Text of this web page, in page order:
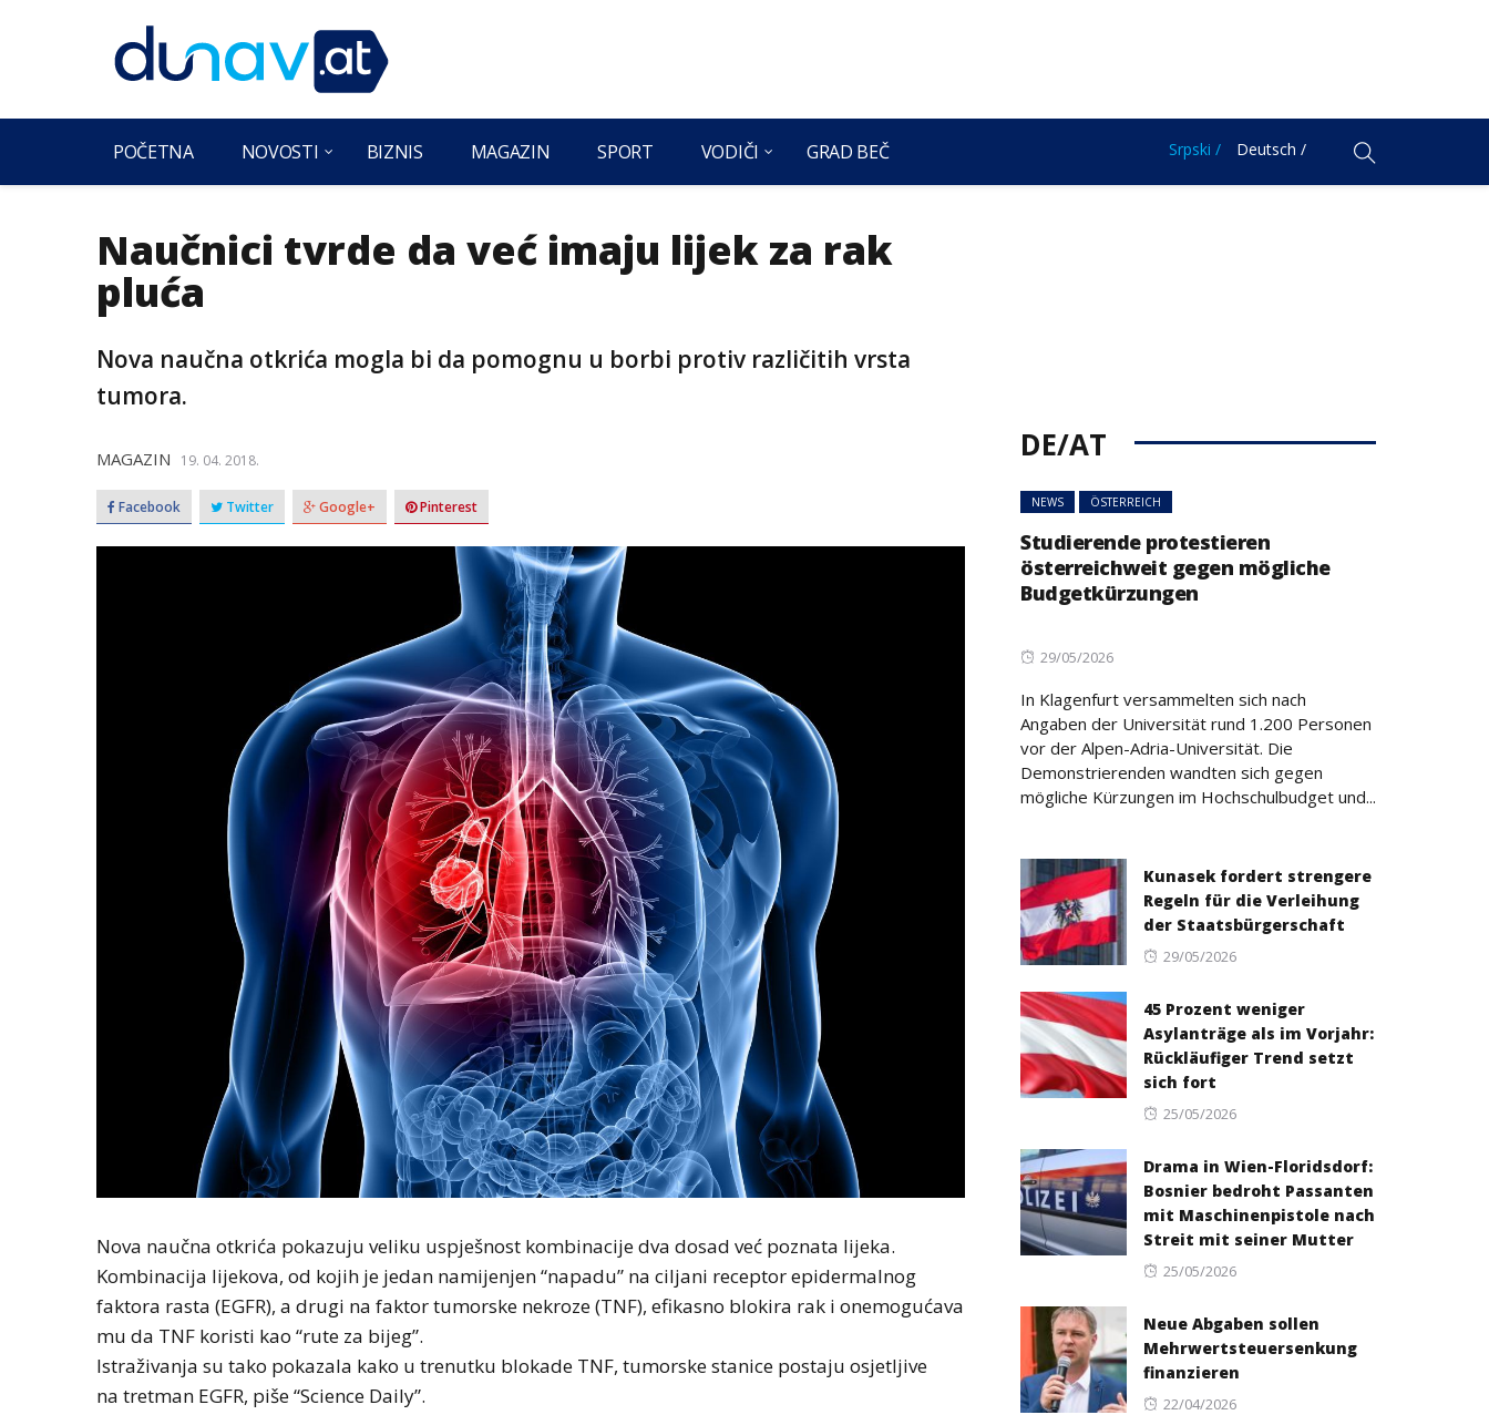
POČETNA NOVOSTI BIZNIS MAGAZIN SPORT VODIČI GRAD BEČ Srpski / Deutsch /
Naučnici tvrde da već imaju lijek za rak
pluća
Nova naučna otkrića mogla bi da pomognu u borbi protiv različitih vrsta
tumora.
MAGAZIN 19. 04. 2018.
Facebook Twitter Google+ Pinterest
Nova naučna otkrića pokazuju veliku uspješnost kombinacije dva dosad već poznata lijeka.
Kombinacija lijekova, od kojih je jedan namijenjen “napadu” na ciljani receptor epidermalnog
faktora rasta (EGFR), a drugi na faktor tumorske nekroze (TNF), efikasno blokira rak i onemogućava
mu da TNF koristi kao “rute za bijeg”.
Istraživanja su tako pokazala kako u trenutku blokade TNF, tumorske stanice postaju osjetljive
na tretman EGFR, piše “Science Daily”.
DE/AT
NEWS ÖSTERREICH
Studierende protestieren
österreichweit gegen mögliche
Budgetkürzungen
Posted
29/05/2026
In Klagenfurt versammelten sich nach
Angaben der Universität rund 1.200 Personen
vor der Alpen-Adria-Universität. Die
Demonstrierenden wandten sich gegen
mögliche Kürzungen im Hochschulbudget und...
Kunasek fordert strengere
Regeln für die Verleihung
der Staatsbürgerschaft
Posted
29/05/2026
45 Prozent weniger
Asylanträge als im Vorjahr:
Rückläufiger Trend setzt
sich fort
Posted
25/05/2026
Drama in Wien-Floridsdorf:
Bosnier bedroht Passanten
mit Maschinenpistole nach
Streit mit seiner Mutter
Posted
25/05/2026
Neue Abgaben sollen
Mehrwertsteuersenkung
finanzieren
Posted
22/04/2026